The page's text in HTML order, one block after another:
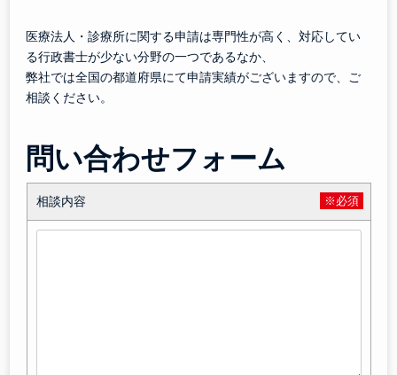
医療法人・診療所に関する申請は専門性が高く、対応してい
る行政書士が少ない分野の一つであるなか、
弊社では全国の都道府県にて申請実績がございますので、ご
相談ください。
問い合わせフォーム
相談内容 ※必須